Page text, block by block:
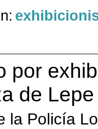
por
de
la Policía